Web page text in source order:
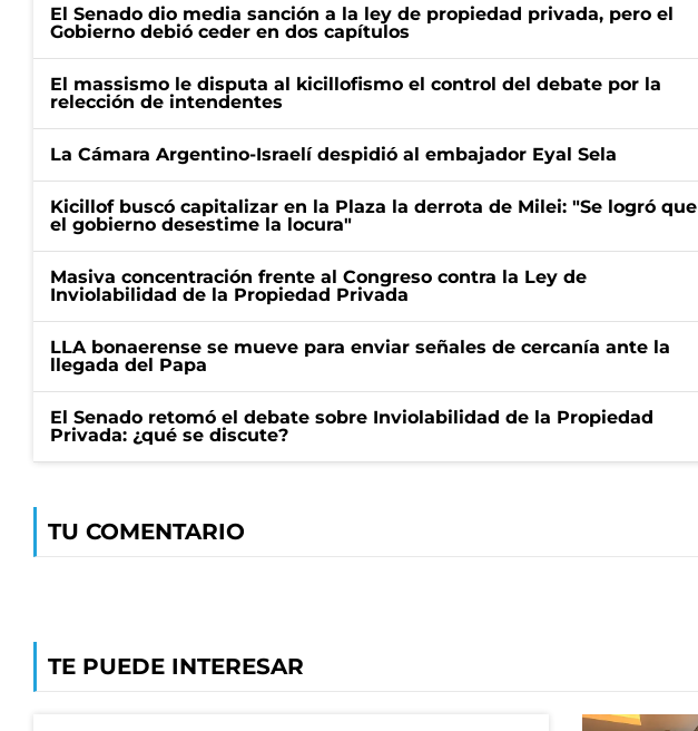
El Senado dio media sanción a la ley de propiedad privada, pero el
Gobierno debió ceder en dos capítulos
El massismo le disputa al kicillofismo el control del debate por la
relección de intendentes
La Cámara Argentino-Israelí despidió al embajador Eyal Sela
Kicillof buscó capitalizar en la Plaza la derrota de Milei: "Se logró que
el gobierno desestime la locura"
Masiva concentración frente al Congreso contra la Ley de
Inviolabilidad de la Propiedad Privada
LLA bonaerense se mueve para enviar señales de cercanía ante la
llegada del Papa
El Senado retomó el debate sobre Inviolabilidad de la Propiedad
Privada: ¿qué se discute?
TU COMENTARIO
TE PUEDE INTERESAR